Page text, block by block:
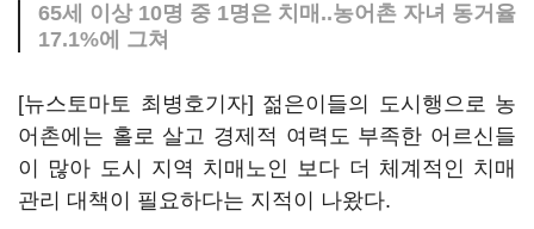
65세 이상 10명 중 1명은 치매..농어촌 자녀 동거율
17.1%에 그쳐
[뉴스토마토 최병호기자] 젊은이들의 도시행으로 농
어촌에는 홀로 살고 경제적 여력도 부족한 어르신들
이 많아 도시 지역 치매노인 보다 더 체계적인 치매
관리 대책이 필요하다는 지적이 나왔다.